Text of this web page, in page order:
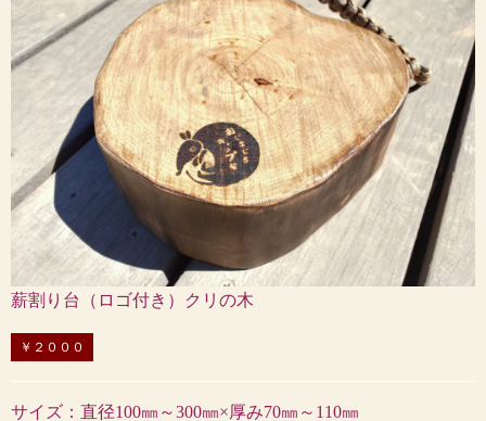
薪割り台（ロゴ付き）クリの木
￥２０００
サイズ：直径100㎜～300㎜×厚み70㎜～110㎜